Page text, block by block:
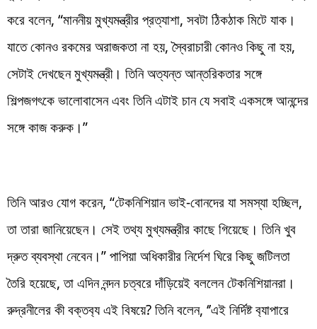
করে বলেন, “মাননীয় মুখ্যমন্ত্রীর প্রত্যাশা, সবটা ঠিকঠাক মিটে যাক।
যাতে কোনও রকমের অরাজকতা না হয়, স্বৈরাচারী কোনও কিছু না হয়,
সেটাই দেখছেন মুখ্যমন্ত্রী। তিনি অত্যন্ত আন্তরিকতার সঙ্গে
শিল্পজগৎকে ভালোবাসেন এবং তিনি এটাই চান যে সবাই একসঙ্গে আনন্দের
সঙ্গে কাজ করুক।”
তিনি আরও যোগ করেন, “টেকনিশিয়ান ভাই-বোনদের যা সমস্যা হচ্ছিল,
তা তারা জানিয়েছেন। সেই তথ্য মুখ্যমন্ত্রীর কাছে গিয়েছে। তিনি খুব
দ্রুত ব্যবস্থা নেবেন।” পাপিয়া অধিকারীর নির্দেশ ঘিরে কিছু জটিলতা
তৈরি হয়েছে, তা এদিন নন্দন চত্বরে দাঁড়িয়েই বললেন টেকনিশিয়ানরা।
রুদ্রনীলের কী বক্তব‍্য এই বিষয়ে? তিনি বলেন, ‘’এই নির্দিষ্ট ব‍্যাপারে